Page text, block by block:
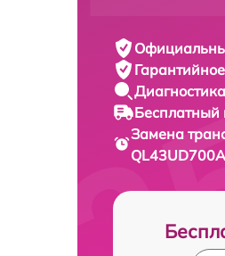
Бесплатный
Замена